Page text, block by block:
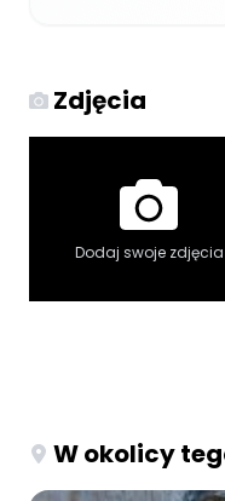
Zdjęcia
Dodaj swoje zdjęcia
W okolicy